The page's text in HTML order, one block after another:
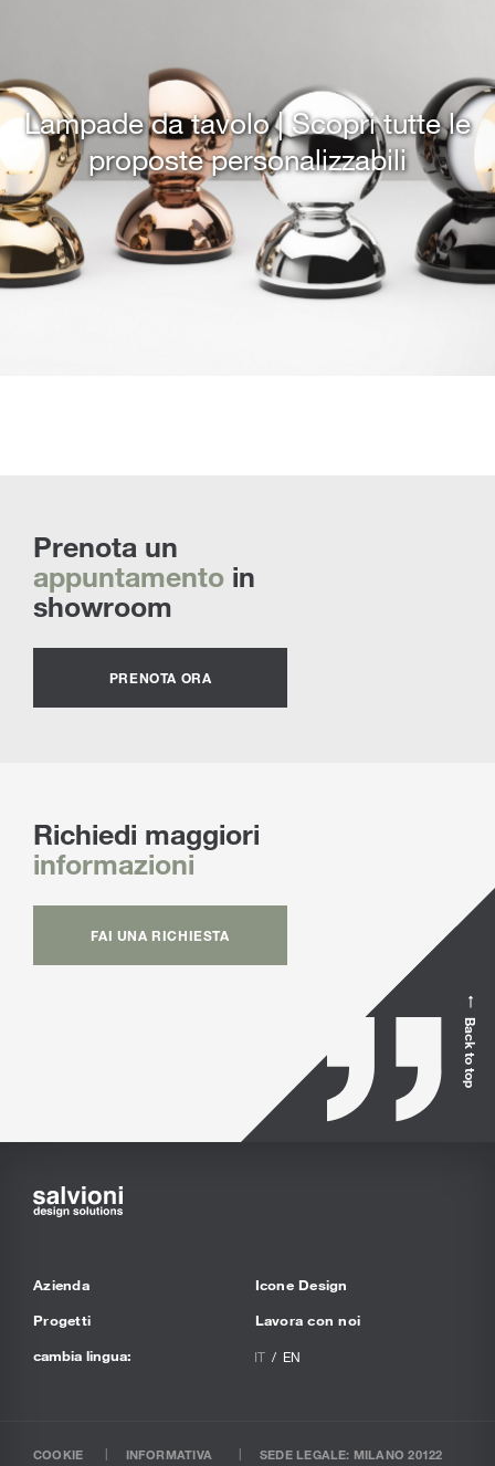
Lampade da tavolo | Scopri tutte le
proposte personalizzabili
Prenota un
appuntamento in
showroom
PRENOTA ORA
Richiedi maggiori
informazioni
FAI UNA RICHIESTA
Back to top
Azienda
Progetti
Icone Design
Lavora con noi
cambia lingua:
IT EN
COOKIE
INFORMATIVA
SEDE LEGALE: MILANO 20122